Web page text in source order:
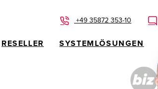
+49 35872 353-10
RESELLER SYSTEMLÖSUNGEN